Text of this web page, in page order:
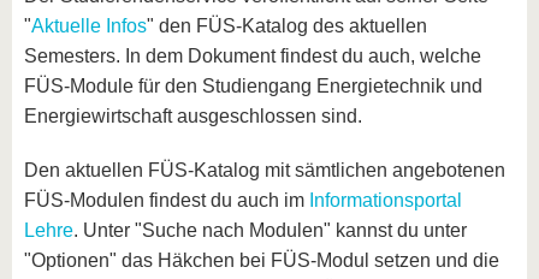
"Aktuelle Infos" den FÜS-Katalog des aktuellen
Semesters. In dem Dokument findest du auch, welche
FÜS-Module für den Studiengang Energietechnik und
Energiewirtschaft ausgeschlossen sind.
Den aktuellen FÜS-Katalog mit sämtlichen angebotenen
FÜS-Modulen findest du auch im Informationsportal
Lehre. Unter "Suche nach Modulen" kannst du unter
"Optionen" das Häkchen bei FÜS-Modul setzen und die